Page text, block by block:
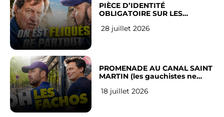
PIÈCE D’IDENTITÉ
OBLIGATOIRE SUR LES
Français
28 juillet 2026
PROMENADE AU CANAL SAINT
MARTIN (les gauchistes ne
18 juillet 2026